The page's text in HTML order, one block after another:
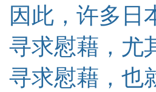
因此，许多日
寻求慰藉，尤
寻求慰藉，也